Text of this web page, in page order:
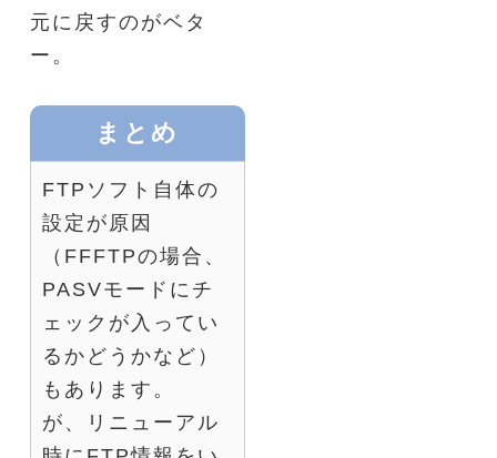
元に戻すのがベタ
ー。
まとめ
FTPソフト自体の
設定が原因
（FFFTPの場合、
PASVモードにチ
ェックが入ってい
るかどうかなど）
もあります。
が、リニューアル